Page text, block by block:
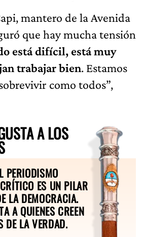
mantero de la Avenida
que hay mucha tensión
está difícil, está muy
trabajar bien. Estamos
como todos”,
A LOS
PERIODISMO
ES UN PILAR
LA DEMOCRACIA.
A QUIENES CREEN
DE LA VERDAD.